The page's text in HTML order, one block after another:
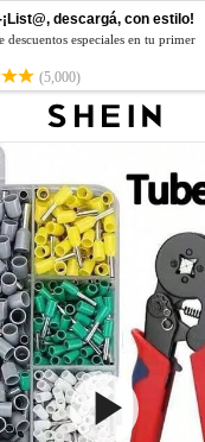
¡List@, descargá, con estilo!
descuentos especiales en tu primer
(5,000)